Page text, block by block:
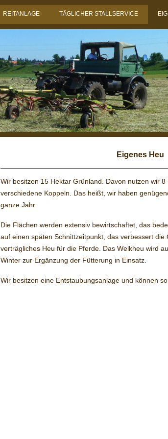
REITANLAGE TÄGLICHER STALLSERVICE
Eigenes Heu
Wir besitzen 15 Hektar Grünland. Davon nutzen wir
verschiedene Koppeln. Das heißt, wir haben
ganze Jahr.
Die Flächen werden extensiv bewirtschaftet, das
auf einen späten Schnittzeitpunkt, das verbessert die
verträgliches Heu für die Pferde. Das Welkheu wird
Winter zur Ergänzung der Fütterung in Einsatz.
Wir besitzen eine Entstaubungsanlage und können